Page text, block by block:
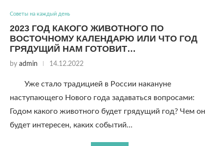
Советы на каждый день
2023 ГОД КАКОГО ЖИВОТНОГО ПО
ВОСТОЧНОМУ КАЛЕНДАРЮ ИЛИ ЧТО ГОД
ГРЯДУЩИЙ НАМ ГОТОВИТ…
by admin 14.12.2022
Уже стало традицией в России накануне
наступающего Нового года задаваться вопросами:
Годом какого животного будет грядущий год? Чем он
будет интересен, каких событий…